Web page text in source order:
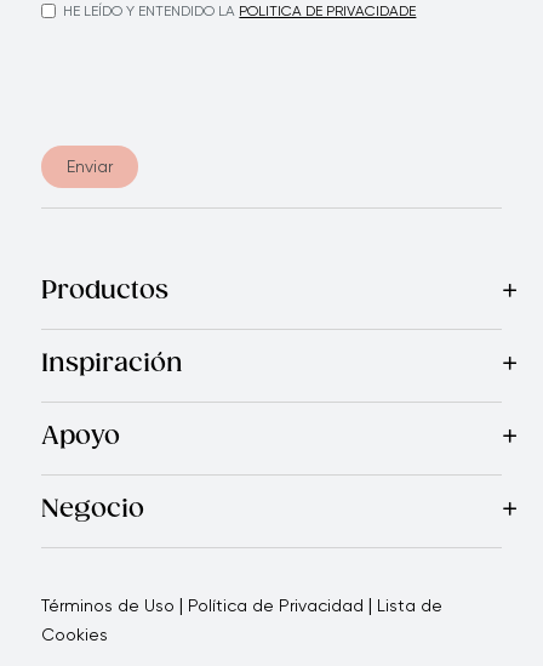
HE LEÍDO Y ENTENDIDO LA POLITICA DE PRIVACIDADE
Enviar
Productos
Mas VendidosCocinaElectrodomésticosCubiertos
Inspiración
RecetasBlogRevista Royal PrestigePrograma de
Apoyo
Garantía Royal Prestige®Quienes SomosPolítica de
Negocio
Por qué elegirnosCómo te apoyamosBlogs -
Términos de Uso | Política de Privacidad | Lista de
Cookies